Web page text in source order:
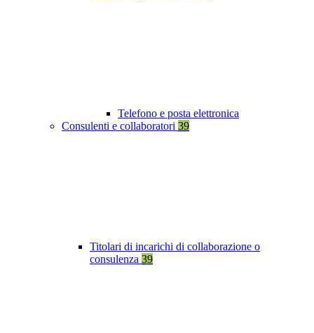
Telefono e posta elettronica
Consulenti e collaboratori 39
Titolari di incarichi di collaborazione o
consulenza 39